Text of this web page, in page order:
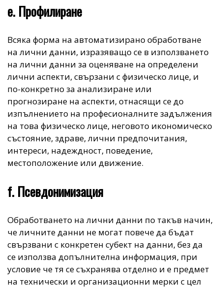
e. Профилиране
Всяка форма на автоматизирано обработване
на лични данни, изразяващо се в използването
на лични данни за оценяване на определени
лични аспекти, свързани с физическо лице, и
по-конкретно за анализиране или
прогнозиране на аспекти, отнасящи се до
изпълнението на професионалните задължения
на това физическо лице, неговото икономическо
състояние, здраве, лични предпочитания,
интереси, надеждност, поведение,
местоположение или движение.
f. Псевдонимизация
Обработването на лични данни по такъв начин,
че личните данни не могат повече да бъдат
свързвани с конкретен субект на данни, без да
се използва допълнителна информация, при
условие че тя се съхранява отделно и е предмет
на технически и организационни мерки с цел